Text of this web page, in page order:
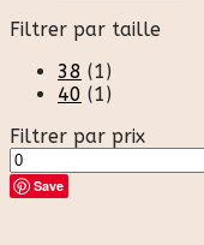
Filtrer par taille
38 (1)
40 (1)
Filtrer par prix
Prix
minSave